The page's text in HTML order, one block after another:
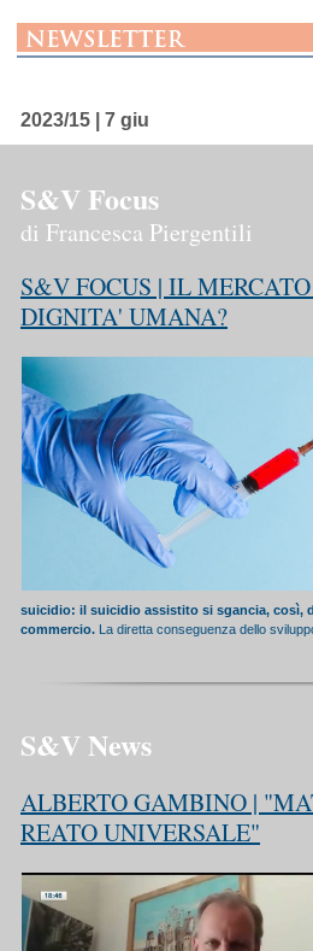
2023/15 | 7 giu
S&V Focus
di Francesca Piergentili
S&V FOCUS | IL
DIGNITA' UMANA?
suicidio: il suicidio assistito si sgancia, così,
commercio. La diretta conseguenza dello
S&V News
ALBERTO GAMBINO |
REATO UNIVERSALE"